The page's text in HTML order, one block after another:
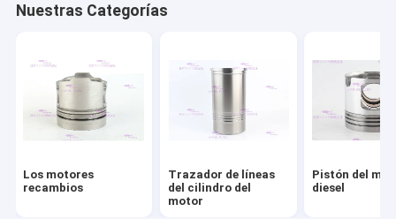
Reemplazo del disco de embrague
Inyector de combustible diesel
Bomba del extractor del aceite
Nuestras Categorías
Los motores
recambios
Trazador de líneas
del cilindro del
motor
Pistón del
diesel